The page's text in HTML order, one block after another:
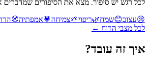
לכל רגש יש סיפור. מצא את הסיפורים שמדברים
😢עצוב😊שמח🌿ריפוי🌱צמיחה💗אמפתיה🧭
לכל מצבי הרוח ←
איך זה עובד?